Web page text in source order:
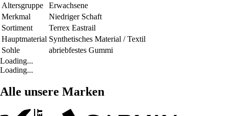
Altersgruppe
Erwachsene
Merkmal
Niedriger Schaft
Sortiment
Terrex Eastrail
Hauptmaterial Synthetisches Material / Textil
Sohle
abriebfestes Gummi
Loading...
Loading...
Alle unsere Marken